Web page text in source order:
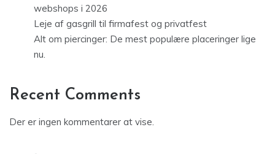
webshops i 2026
Leje af gasgrill til firmafest og privatfest
Alt om piercinger: De mest populære placeringer lige
nu.
Recent Comments
Der er ingen kommentarer at vise.